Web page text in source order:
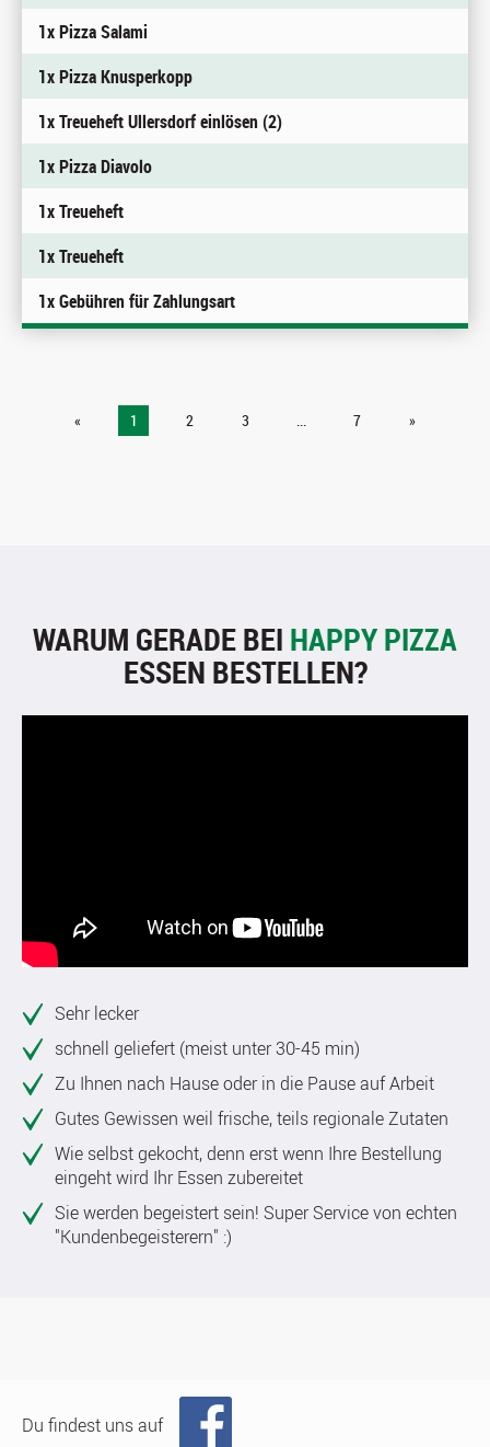
1x Pizza Salami
1x Pizza Knusperkopp
1x Treueheft Ullersdorf einlösen (2)
1x Pizza Diavolo
1x Treueheft
1x Treueheft
1x Gebühren für Zahlungsart
« 1 2 3 ... 7 »
WARUM GERADE BEI HAPPY PIZZA
ESSEN BESTELLEN?
Sehr lecker
schnell geliefert (meist unter 30-45 min)
Zu Ihnen nach Hause oder in die Pause auf Arbeit
Gutes Gewissen weil frische, teils regionale Zutaten
Wie selbst gekocht, denn erst wenn Ihre Bestellung
eingeht wird Ihr Essen zubereitet
Sie werden begeistert sein! Super Service von echten
"Kundenbegeisterern" :)
Du findest uns auf